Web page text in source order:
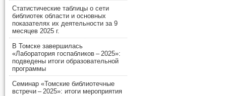
Статистические таблицы о сети
библиотек области и основных
показателях их деятельности за 9
месяцев 2025 г.
В Томске завершилась
«Лаборатория госпабликов – 2025»:
подведены итоги образовательной
программы
Семинар «Томские библиотечные
встречи – 2025»: итоги мероприятия